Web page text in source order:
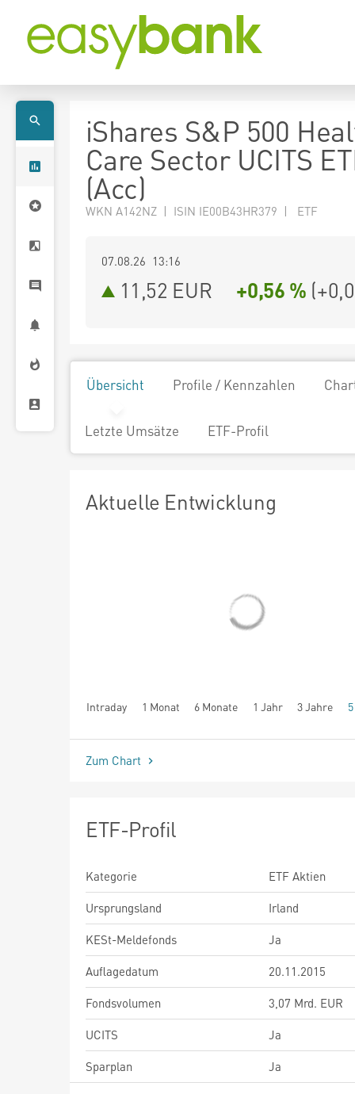
iShares S&P 500
Care Sector UCITS
(Acc)
WKN A142NZ | ISIN IE00B43HR379 | ETF
07.08.26 13:16
11,52 EUR +0,56 % (
Übersicht Profile / Kennzahlen
Letzte Umsätze ETF-Profil
Aktuelle Entwicklung
Intraday 1 Monat 6 Monate 1 Jahr 3 Jahre
seit Beginn
Zum Chart
ETF-Profil
Kategorie
ETF Aktien
Ursprungsland
Irland
KESt-Meldefonds
Ja
Auflagedatum
20.11.2015
Fondsvolumen
3,07 Mrd. EUR
UCITS
Ja
Sparplan
Ja